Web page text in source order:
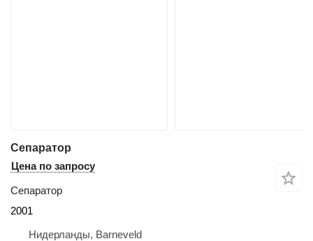
Сепаратор
Цена по запросу
Сепаратор
2001
Нидерланды, Barneveld